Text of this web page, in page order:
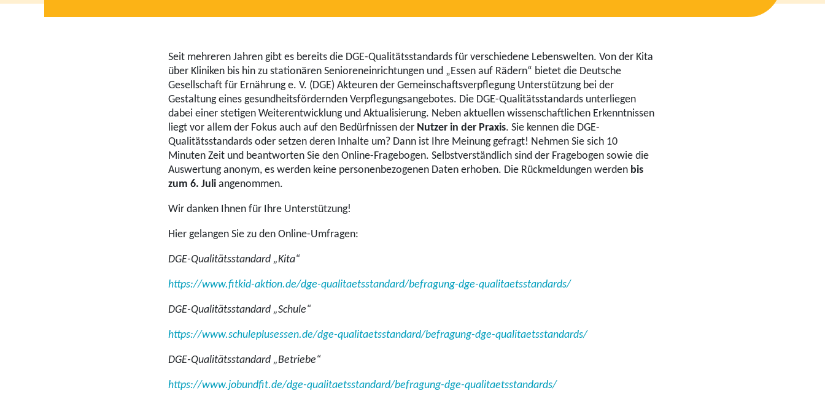
Seit mehreren Jahren gibt es bereits die DGE-Qualitätsstandards für verschiedene Lebenswelten. Von der Kita
über Kliniken bis hin zu stationären Senioreneinrichtungen und „Essen auf Rädern“ bietet die Deutsche
Gesellschaft für Ernährung e. V. (DGE) Akteuren der Gemeinschaftsverpflegung Unterstützung bei der
Gestaltung eines gesundheitsfördernden Verpflegungsangebotes. Die DGE-Qualitätsstandards unterliegen
dabei einer stetigen Weiterentwicklung und Aktualisierung. Neben aktuellen wissenschaftlichen Erkenntnissen
liegt vor allem der Fokus auch auf den Bedürfnissen der Nutzer in der Praxis. Sie kennen die DGE-
Qualitätsstandards oder setzen deren Inhalte um? Dann ist Ihre Meinung gefragt! Nehmen Sie sich 10
Minuten Zeit und beantworten Sie den Online-Fragebogen. Selbstverständlich sind der Fragebogen sowie die
Auswertung anonym, es werden keine personenbezogenen Daten erhoben. Die Rückmeldungen werdenbis
zum 6. Juli angenommen.
Wir danken Ihnen für Ihre Unterstützung!
Hier gelangen Sie zu den Online-Umfragen:
DGE-Qualitätsstandard „Kita“
https://www.fitkid-aktion.de/dge-qualitaetsstandard/befragung-dge-qualitaetsstandards/
DGE-Qualitätsstandard „Schule“
https://www.schuleplusessen.de/dge-qualitaetsstandard/befragung-dge-qualitaetsstandards/
DGE-Qualitätsstandard „Betriebe“
https://www.jobundfit.de/dge-qualitaetsstandard/befragung-dge-qualitaetsstandards/